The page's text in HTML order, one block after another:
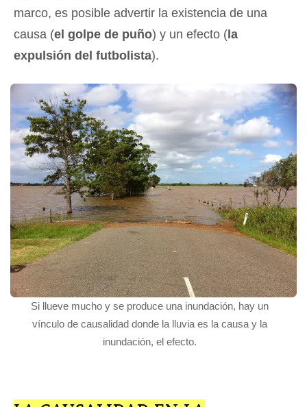
marco, es posible advertir la existencia de una
causa (el golpe de puño) y un efecto ( la
expulsión del futbolista).
Si llueve mucho y se produce una inundación, hay un
vínculo de causalidad donde la lluvia es la causa y la
inundación, el efecto.